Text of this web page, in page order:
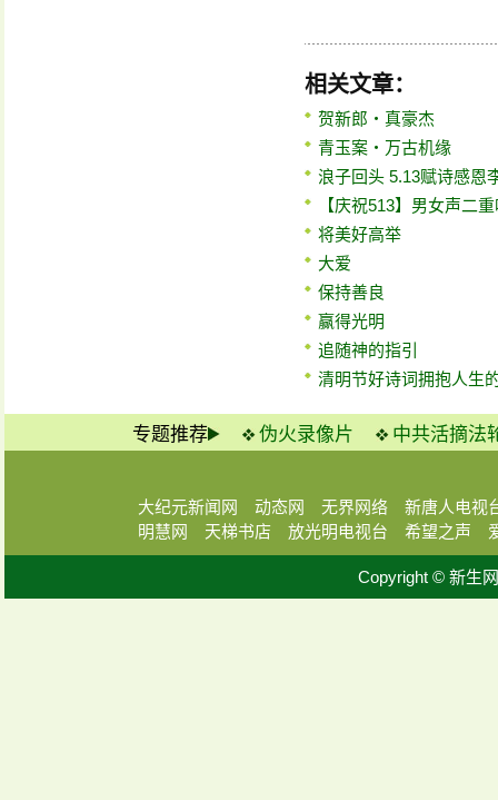
相关文章：
贺新郎‧真豪杰
青玉案‧万古机缘
浪子回头 5.13赋诗感恩
【庆祝513】男女声二
将美好高举
大爱
保持善良
赢得光明
追随神的指引
清明节好诗词拥抱人生
专题推荐 伪火录像片 中共活摘法
大纪元新闻网 动态网 无界网络
新唐人电视
明慧网
天梯书店 放光明电视台 希望之声
Copyright © 新生